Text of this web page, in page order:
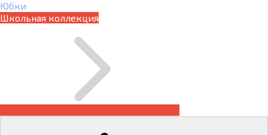
Юбки
Школьная коллекция